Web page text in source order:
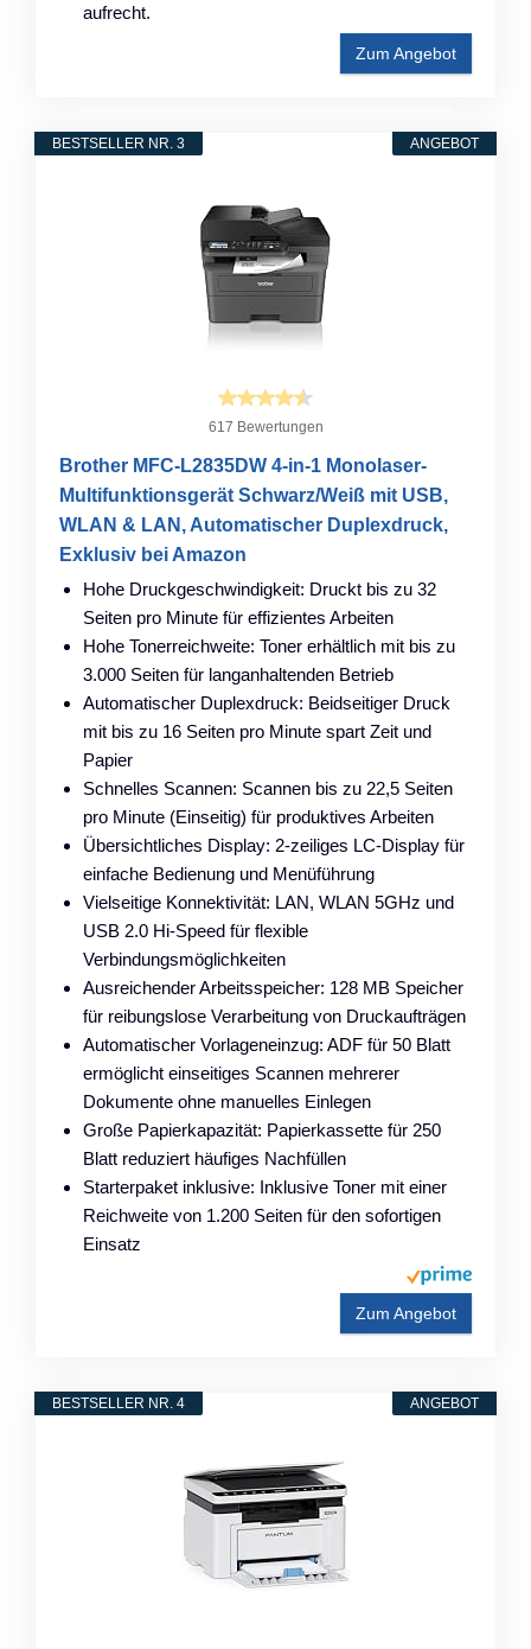
aufrecht.
Zum Angebot
ANGEBOT
BESTSELLER NR. 3
617 Bewertungen
Brother MFC-L2835DW 4-in-1 Monolaser-
Multifunktionsgerät Schwarz/Weiß mit USB,
WLAN & LAN, Automatischer Duplexdruck,
Exklusiv bei Amazon
Hohe Druckgeschwindigkeit: Druckt bis zu 32
Seiten pro Minute für effizientes Arbeiten
Hohe Tonerreichweite: Toner erhältlich mit bis zu
3.000 Seiten für langanhaltenden Betrieb
Automatischer Duplexdruck: Beidseitiger Druck
mit bis zu 16 Seiten pro Minute spart Zeit und
Papier
Schnelles Scannen: Scannen bis zu 22,5 Seiten
pro Minute (Einseitig) für produktives Arbeiten
Übersichtliches Display: 2-zeiliges LC-Display für
einfache Bedienung und Menüführung
Vielseitige Konnektivität: LAN, WLAN 5GHz und
USB 2.0 Hi-Speed für flexible
Verbindungsmöglichkeiten
Ausreichender Arbeitsspeicher: 128 MB Speicher
für reibungslose Verarbeitung von Druckaufträgen
Automatischer Vorlageneinzug: ADF für 50 Blatt
ermöglicht einseitiges Scannen mehrerer
Dokumente ohne manuelles Einlegen
Große Papierkapazität: Papierkassette für 250
Blatt reduziert häufiges Nachfüllen
Starterpaket inklusive: Inklusive Toner mit einer
Reichweite von 1.200 Seiten für den sofortigen
Einsatz
Zum Angebot
ANGEBOT
BESTSELLER NR. 4